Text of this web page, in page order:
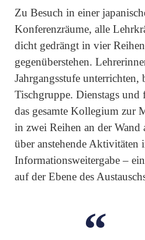
Zu Besuch in einer
Konferenzräume, alle
dicht gedrängt in vier
gegenüberstehen.
Jahrgangsstufe
Tischgruppe. Dienstags
das gesamte Kollegium zur
in zwei Reihen an der
über anstehende Aktivitäten
Informationsweitergabe –
auf der Ebene des